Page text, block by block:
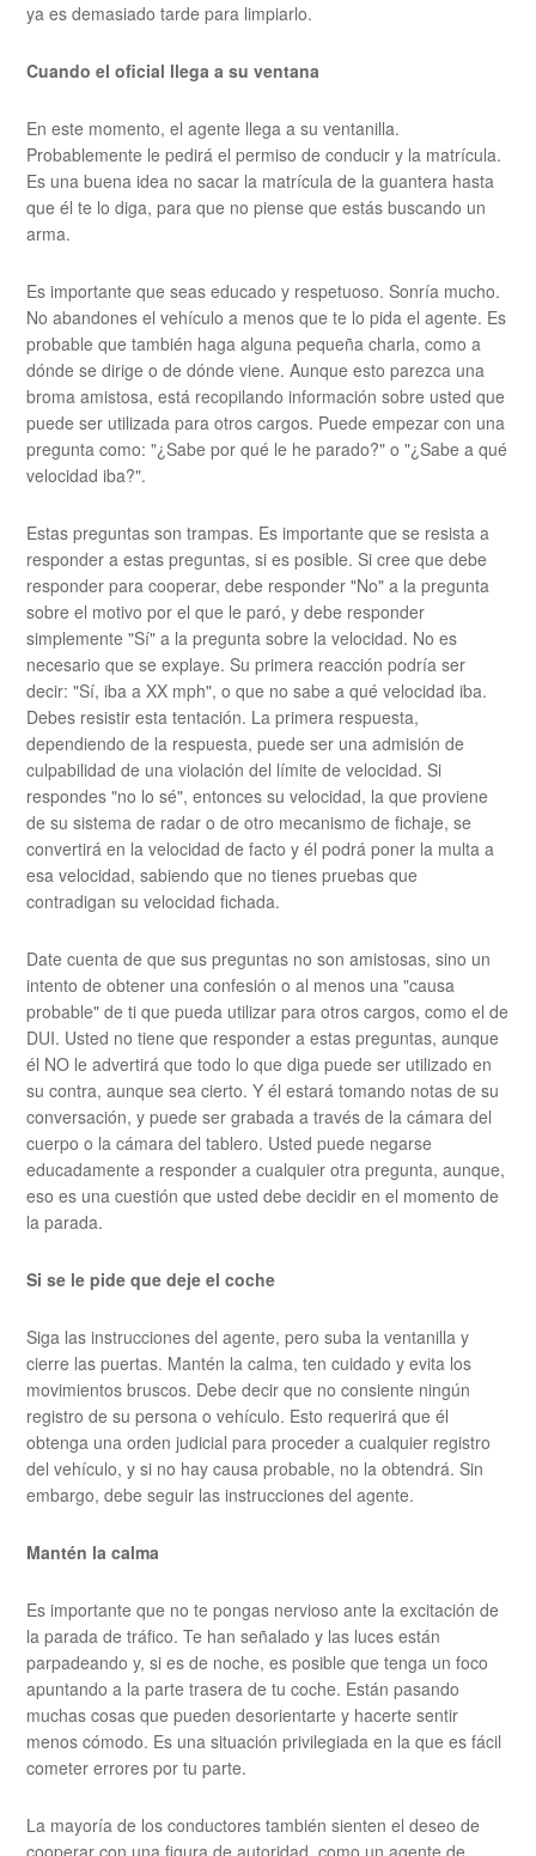
ya es demasiado tarde para limpiarlo.
Cuando el oficial llega a su ventana
En este momento, el agente llega a su ventanilla.
Probablemente le pedirá el permiso de conducir y la matrícula.
Es una buena idea no sacar la matrícula de la guantera hasta
que él te lo diga, para que no piense que estás buscando un
arma.
Es importante que seas educado y respetuoso. Sonría mucho.
No abandones el vehículo a menos que te lo pida el agente. Es
probable que también haga alguna pequeña charla, como a
dónde se dirige o de dónde viene. Aunque esto parezca una
broma amistosa, está recopilando información sobre usted que
puede ser utilizada para otros cargos. Puede empezar con una
pregunta como: "¿Sabe por qué le he parado?" o "¿Sabe a qué
velocidad iba?".
Estas preguntas son trampas. Es importante que se resista a
responder a estas preguntas, si es posible. Si cree que debe
responder para cooperar, debe responder "No" a la pregunta
sobre el motivo por el que le paró, y debe responder
simplemente "Sí" a la pregunta sobre la velocidad. No es
necesario que se explaye. Su primera reacción podría ser
decir: "Sí, iba a XX mph", o que no sabe a qué velocidad iba.
Debes resistir esta tentación. La primera respuesta,
dependiendo de la respuesta, puede ser una admisión de
culpabilidad de una violación del límite de velocidad. Si
respondes "no lo sé", entonces su velocidad, la que proviene
de su sistema de radar o de otro mecanismo de fichaje, se
convertirá en la velocidad de facto y él podrá poner la multa a
esa velocidad, sabiendo que no tienes pruebas que
contradigan su velocidad fichada.
Date cuenta de que sus preguntas no son amistosas, sino un
intento de obtener una confesión o al menos una "causa
probable" de ti que pueda utilizar para otros cargos, como el de
DUI. Usted no tiene que responder a estas preguntas, aunque
él NO le advertirá que todo lo que diga puede ser utilizado en
su contra, aunque sea cierto. Y él estará tomando notas de su
conversación, y puede ser grabada a través de la cámara del
cuerpo o la cámara del tablero. Usted puede negarse
educadamente a responder a cualquier otra pregunta, aunque,
eso es una cuestión que usted debe decidir en el momento de
la parada.
Si se le pide que deje el coche
Siga las instrucciones del agente, pero suba la ventanilla y
cierre las puertas. Mantén la calma, ten cuidado y evita los
movimientos bruscos. Debe decir que no consiente ningún
registro de su persona o vehículo. Esto requerirá que él
obtenga una orden judicial para proceder a cualquier registro
del vehículo, y si no hay causa probable, no la obtendrá. Sin
embargo, debe seguir las instrucciones del agente.
Mantén la calma
Es importante que no te pongas nervioso ante la excitación de
la parada de tráfico. Te han señalado y las luces están
parpadeando y, si es de noche, es posible que tenga un foco
apuntando a la parte trasera de tu coche. Están pasando
muchas cosas que pueden desorientarte y hacerte sentir
menos cómodo. Es una situación privilegiada en la que es fácil
cometer errores por tu parte.
La mayoría de los conductores también sienten el deseo de
cooperar con una figura de autoridad, como un agente de